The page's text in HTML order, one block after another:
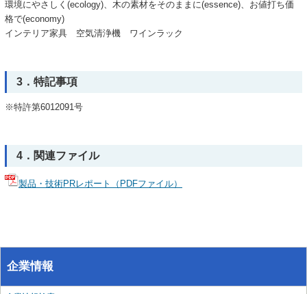
環境にやさしく(ecology)、木の素材をそのままに(essence)、お値打ち価
格で(economy)
インテリア家具 空気清浄機 ワインラック
3．特記事項
※特許第6012091号
4．関連ファイル
製品・技術PRレポート（PDFファイル）
企業情報